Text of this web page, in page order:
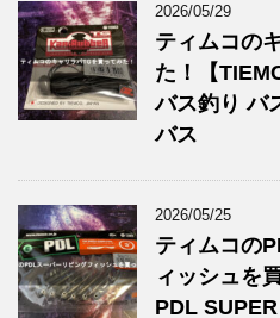
2026/05/29
ティムコの
た！【
バス釣り バ
バス
2026/05/25
ティムコの
ィッシュを
PDL